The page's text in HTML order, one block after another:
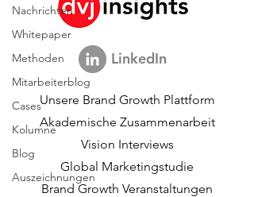
Nachrichten
Whitepaper
Methoden
Mitarbeiterblog
Cases
Kolumne
Blog
Auszeichnungen
LinkedIn
Unsere Brand Growth Plattform
Akademische Zusammenarbeit
Vision Interviews
Global Marketingstudie
Brand Growth Veranstaltungen​​